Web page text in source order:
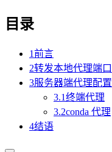
目录
1前言
2转发本地代理端口
3服务器端代理配置
3.1终端代理
3.2conda 代理
4结语